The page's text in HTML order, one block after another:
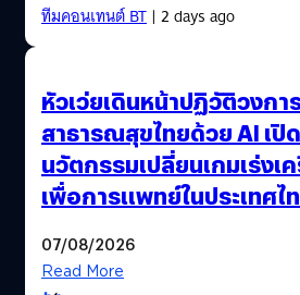
ทีมคอนเทนต์ BT| 2 days ago
หัวเว่ยเดินหน้าปฏิวัติวงกา
สาธารณสุขไทยด้วย AI เปิ
นวัตกรรมเปลี่ยนเกมเร่งเ
เพื่อการแพทย์ในประเทศไ
07/08/2026
Read More